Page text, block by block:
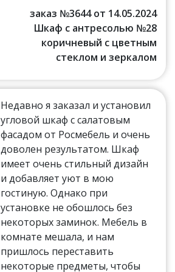
заказ №3644 от 14.05.2024
Шкаф с антресолью №28
коричневый с цветным
стеклом и зеркалом
Недавно я заказал и установил
угловой шкаф с салатовым
фасадом от Росмебель и очень
доволен результатом. Шкаф
имеет очень стильный дизайн
и добавляет уют в мою
гостиную. Однако при
установке не обошлось без
некоторых заминок. Мебель в
комнате мешала, и нам
пришлось переставить
некоторые предметы, чтобы